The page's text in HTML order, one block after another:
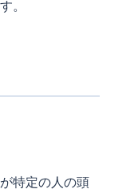
。
特定の人の頭